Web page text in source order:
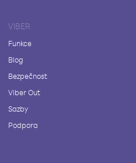
VIBER
Funkce
Blog
Bezpečnost
Viber Out
Sazby
Podpora